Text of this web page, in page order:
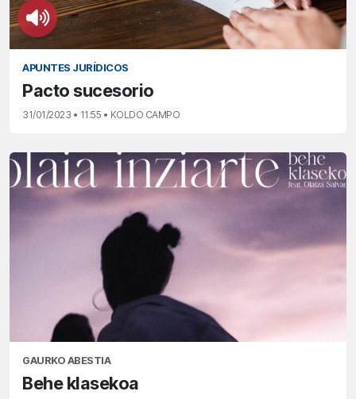
APUNTES JURÍDICOS
Pacto sucesorio
31/01/2023 • 11:55 • KOLDO CAMPO
GAURKO ABESTIA
Behe klasekoa